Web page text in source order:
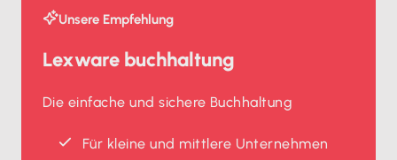
Unsere Empfehlung
Lexware buchhaltung
Die einfache und sichere Buchhaltung
Für kleine und mittlere Unternehmen